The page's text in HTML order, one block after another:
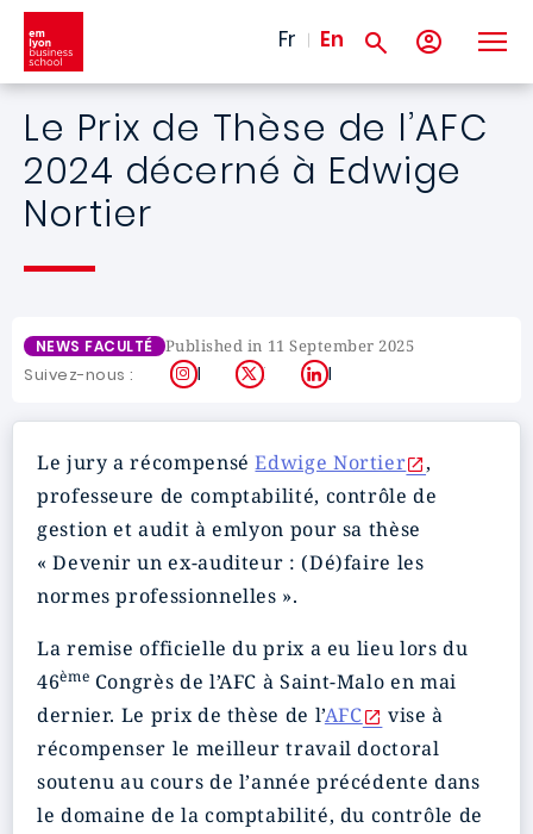
Skip to main content
Fr En
Le Prix de Thèse de l’AFC
2024 décerné à Edwige
Nortier
NEWS FACULTÉ Published in 11 September 2025
Suivez-nous : Instagram
X LinkedIn
Le jury a récompenséEdwige Nortier
,
professeure de comptabilité, contrôle de
gestion et audit à emlyon pour sa thèse
« Devenir un ex-auditeur : (Dé)faire les
normes professionnelles ».
La remise officielle du prix a eu lieu lors du
46ème Congrès de l’AFC à Saint-Malo en mai
dernier. Le prix de thèse de l’AFC
vise à
récompenser le meilleur travail doctoral
soutenu au cours de l’année précédente dans
le domaine de la comptabilité, du contrôle de